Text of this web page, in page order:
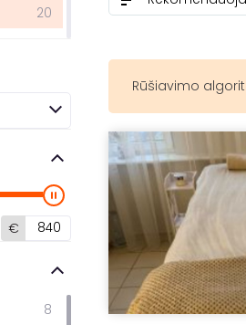
20
12
9
8
€
8
Rūšiavimo